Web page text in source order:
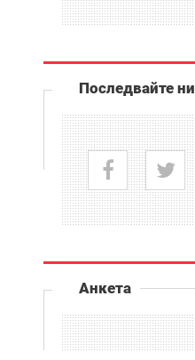
Последвайте ни
Анкета